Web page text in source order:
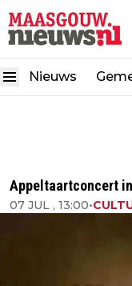
Nieuws
Appeltaartconcert
07 JUL , 13:00•